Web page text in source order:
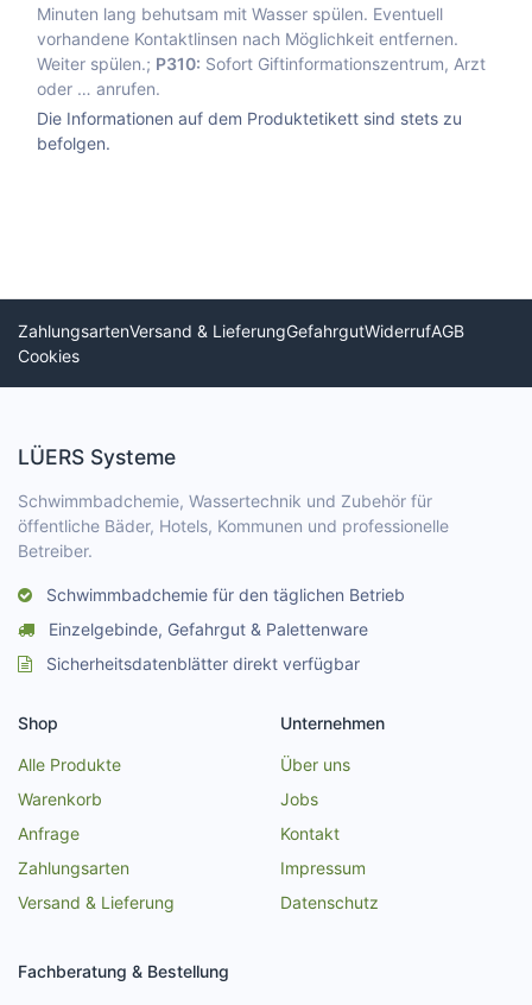
Minuten lang behutsam mit Wasser spülen. Eventuell
vorhandene Kontaktlinsen nach Möglichkeit entfernen.
Weiter spülen.; P310: Sofort Giftinformationszentrum, Arzt
oder … anrufen.
Die Informationen auf dem Produktetikett sind stets zu
befolgen.
ZahlungsartenVersand & LieferungGefahrgutWiderrufAGB
Cookies
LÜERS Systeme
Schwimmbadchemie, Wassertechnik und Zubehör für
öffentliche Bäder, Hotels, Kommunen und professionelle
Betreiber.
Schwimmbadchemie für den täglichen Betrieb
Einzelgebinde, Gefahrgut & Palettenware
Sicherheitsdatenblätter direkt verfügbar
Shop
Alle Produkte
Warenkorb
Anfrage
Zahlungsarten
Versand & Lieferung
Unternehmen
Über uns
Jobs
Kontakt
Impressum
Datenschutz
Fachberatung & Bestellung